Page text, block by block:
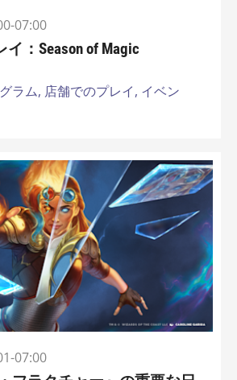
07:00
イ：Season of Magic
ラム, 店舗でのプレイ, イベン
07:00